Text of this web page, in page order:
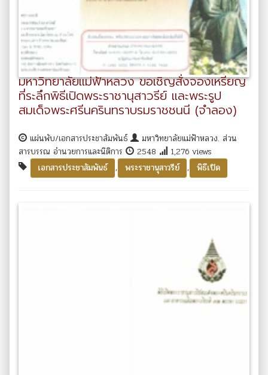
มหาวิทยาลัยแม่ฟ้าหลวง ขอเชิญสั่งจองเหรียญ
ที่ระลึกพิธีเปิดพระราชานุสาวรีย์ และพระรูป
สมเด็จพระศรีนครินทราบรมราชชนนี (จำลอง)
แผ่นพับ/เอกสารประชาสัมพันธ์
มหาวิทยาลัยแม่ฟ้าหลวง. ส่วน
สารบรรณ อำนวยการและนิติการ
2548
1,276 views
เอกสารประชาสัมพันธ์
, พระราชานุสาวรีย์ , พิธีเปิด